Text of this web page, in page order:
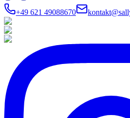
+49 621 49088670